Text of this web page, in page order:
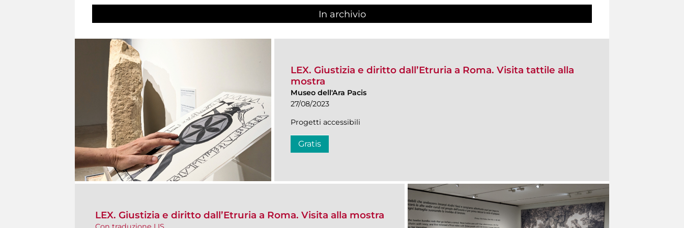
In archivio
LEX. Giustizia e diritto dall’Etruria a Roma. Visita tattile alla
mostra
Museo dell'Ara Pacis
27/08/2023
Progetti accessibili
Gratis
LEX. Giustizia e diritto dall’Etruria a Roma. Visita alla mostra